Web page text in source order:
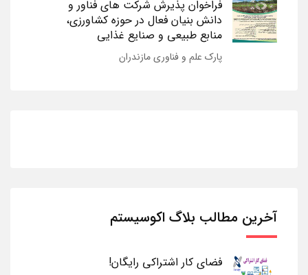
فراخوان پذیرش شرکت های فناور و
دانش بنیان فعال در حوزه کشاورزی،
منابع طبیعی و صنایع غذایی
پارک علم و فناوری مازندران
آخرین مطالب بلاگ اکوسیستم
فضای کار اشتراکی رایگان!